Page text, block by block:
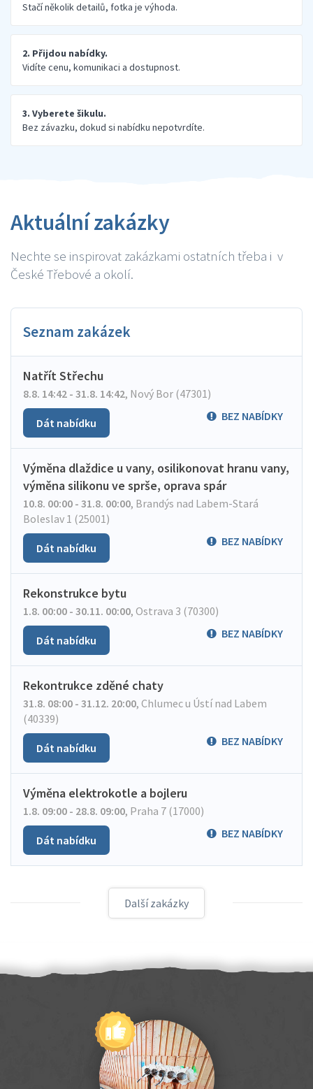
Stačí několik detailů, fotka je výhoda.
2. Přijdou nabídky.
Vidíte cenu, komunikaci a dostupnost.
3. Vyberete šikulu.
Bez závazku, dokud si nabídku nepotvrdíte.
Aktuální zakázky
Nechte se inspirovat zakázkami ostatních třeba i v
České Třebové a okolí.
Seznam zakázek
Natřít Střechu
8.8. 14:42 - 31.8. 14:42, Nový Bor (47301)
BEZ NABÍDKY
Dát nabídku
Výměna dlaždice u vany, osilikonovat hranu vany,
výměna silikonu ve sprše, oprava spár
10.8. 00:00 - 31.8. 00:00, Brandýs nad Labem-Stará
Boleslav 1 (25001)
BEZ NABÍDKY
Dát nabídku
Rekonstrukce bytu
1.8. 00:00 - 30.11. 00:00, Ostrava 3 (70300)
BEZ NABÍDKY
Dát nabídku
Rekontrukce zděné chaty
31.8. 08:00 - 31.12. 20:00, Chlumec u Ústí nad Labem
(40339)
BEZ NABÍDKY
Dát nabídku
Výměna elektrokotle a bojleru
1.8. 09:00 - 28.8. 09:00, Praha 7 (17000)
BEZ NABÍDKY
Dát nabídku
Další zakázky